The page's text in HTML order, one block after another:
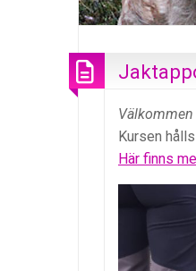
Kursen
Här finns